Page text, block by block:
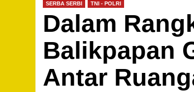
SERBA SERBI TNI - POLRI
Dalam
Balikpapan
Antar